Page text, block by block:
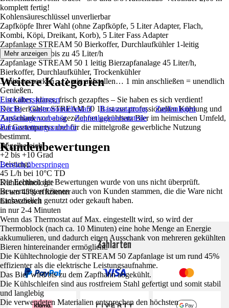
komplett fertig!
Kohlensäureschlüssel unverlierbar
Zapfköpfe Ihrer Wahl (ohne Zapfköpfe, 5 Liter Adapter, Flach,
Kombi, Köpi, Dreikant, Korb), 5 Liter Fass Adapter
Zapfanlage STREAM 50 Bierkoffer, Durchlaufkühler 1-leitig
Trockenkühler, bis zu 45 Liter/h
Zapfanlage STREAM 50 1 leitig Bierzapfanalage 45 Liter/h,
Bierkoffer, Durchlaufkühler, Trockenkühler
3 min auspacken… 2 min aufstellen… 1 min anschließen = unendlich
Genießen.
Ein kaltes, klares, frisch gezapftes – Sie haben es sich verdient!
Der Bierkühler STREAM 50 1lt ist zur professionellen Kühlung und
Ausschank von ausgezeichnet gekühltem Bier im heimischen Umfeld,
auf Gartenpartys und für die mittelgroße gewerbliche Nutzung
bestimmt.
Regelbereich
+2 bis +10 Grad
Leistung:
45 L/h bei 10°C TD
Kühltechnologie
ist um 45% effizienter
Einsatzbereit
in nur 2-4 Minuten
Wenn das Thermostat auf Max. eingestellt wird, so wird der
Thermoblock (nach ca. 10 Minuten) eine hohe Menge an Energie
akkumulieren, und dadurch einen Ausschank von mehreren gekühlten
Bieren hintereinander ermöglicht.
Die Kühltechnologie der STREAM 50 Zapfanlage ist um rund 45%
effizienter als die elektrische Leistungsaufnahme.
Das Bier wird bis zu dem Zapfhahn abgekühlt.
Die Kühlschleifen sind aus rostfreiem Stahl gefertigt und somit stabil
und langlebig
Die verwendeten Materialien entsprechen den höchsten
Mehr anzeigen
Weitere Kategorien
Liste überspringen
Küche
Gastronomiebedarf Barausstattung
Zapfanlagen
Zapfanlagenzubehör
Zapfanlagenersatzteile
Barausstattungszubehör
Kundenbewertungen
Bereich überspringen
Die Echtheit der Bewertungen wurde von uns nicht überprüft.
Bewertungen können auch von Kunden stammen, die die Ware nicht
nachweislich genutzt oder gekauft haben.
Zahlarten